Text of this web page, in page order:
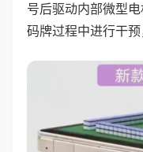
号后驱动内部微型
码牌过程中进行干预